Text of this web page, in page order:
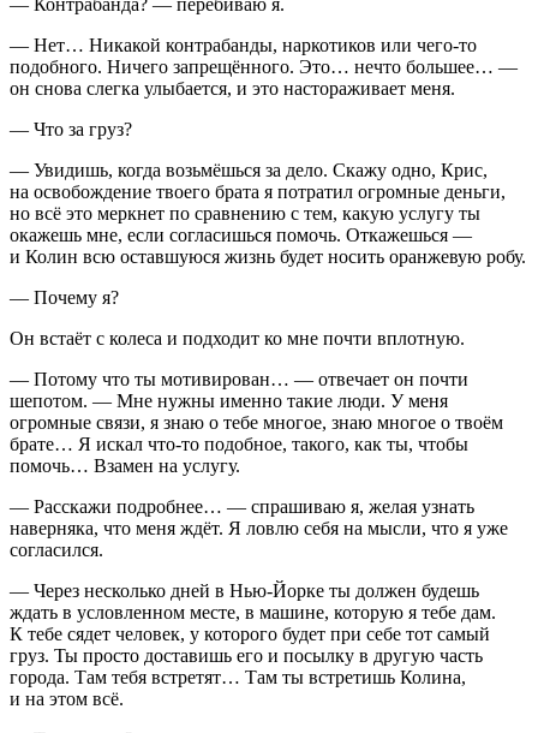
— Контрабанда? — перебиваю я.
— Нет… Никакой контрабанды, наркотиков или чего-то
подобного. Ничего запрещённого. Это… нечто большее… —
он снова слегка улыбается, и это настораживает меня.
— Что за груз?
— Увидишь, когда возьмёшься за дело. Скажу одно, Крис,
на освобождение твоего брата я потратил огромные деньги,
но всё это меркнет по сравнению с тем, какую услугу ты
окажешь мне, если согласишься помочь. Откажешься —
и Колин всю оставшуюся жизнь будет носить оранжевую робу.
— Почему я?
Он встаёт с колеса и подходит ко мне почти вплотную.
— Потому что ты мотивирован… — отвечает он почти
шепотом. — Мне нужны именно такие люди. У меня
огромные связи, я знаю о тебе многое, знаю многое о твоём
брате… Я искал что-то подобное, такого, как ты, чтобы
помочь… Взамен на услугу.
— Расскажи подробнее… — спрашиваю я, желая узнать
наверняка, что меня ждёт. Я ловлю себя на мысли, что я уже
согласился.
— Через несколько дней в Нью-Йорке ты должен будешь
ждать в условленном месте, в машине, которую я тебе дам.
К тебе сядет человек, у которого будет при себе тот самый
груз. Ты просто доставишь его и посылку в другую часть
города. Там тебя встретят… Там ты встретишь Колина,
и на этом всё.